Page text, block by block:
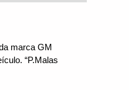
marca GM
“P.Malas